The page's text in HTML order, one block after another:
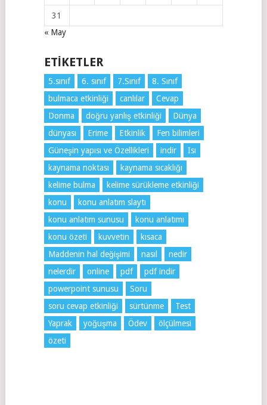
31
« May
ETIKETLER
5.sınıf 6. sınıf 7.Sınıf
8. Sınıf
bulmaca etkinliği
canlılar
Cevap
Donma
doğru yanlış etkinliği
Dünya
dünyası
Erime Etkinlik
Fen bilimleri
Güneşin yapısı ve Özellikleri
indir
Isı
kaynama noktası
kaynama sıcaklığı
kelime bulma
kelime sürükleme etkinliği
konu
konu anlatım slaytı
konu anlatım sunusu
konu anlatımı
konu özeti
kuvvetin
kısaca
Maddenin hal değişimi
nasıl
nedir
nelerdir
online pdf
pdf indir
powerpoint sunusu
Soru
soru cevap etkinliği
sürtünme
Test
Yaprak
yoğuşma Ödev
ölçülmesi
özeti